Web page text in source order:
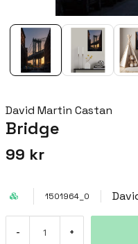
David Martin Castan
Bridge
99 kr
1501964_0
- +